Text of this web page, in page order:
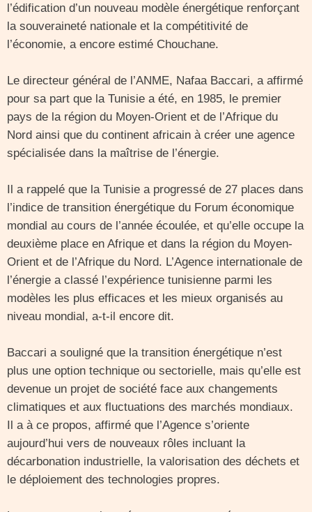
l’édification d’un nouveau modèle énergétique renforçant
la souveraineté nationale et la compétitivité de
l’économie, a encore estimé Chouchane.
Le directeur général de l’ANME, Nafaa Baccari, a affirmé
pour sa part que la Tunisie a été, en 1985, le premier
pays de la région du Moyen-Orient et de l’Afrique du
Nord ainsi que du continent africain à créer une agence
spécialisée dans la maîtrise de l’énergie.
Il a rappelé que la Tunisie a progressé de 27 places dans
l’indice de transition énergétique du Forum économique
mondial au cours de l’année écoulée, et qu’elle occupe la
deuxième place en Afrique et dans la région du Moyen-
Orient et de l’Afrique du Nord. L’Agence internationale de
l’énergie a classé l’expérience tunisienne parmi les
modèles les plus efficaces et les mieux organisés au
niveau mondial, a-t-il encore dit.
Baccari a souligné que la transition énergétique n’est
plus une option technique ou sectorielle, mais qu’elle est
devenue un projet de société face aux changements
climatiques et aux fluctuations des marchés mondiaux.
Il a à ce propos, affirmé que l’Agence s’oriente
aujourd’hui vers de nouveaux rôles incluant la
décarbonation industrielle, la valorisation des déchets et
le déploiement des technologies propres.